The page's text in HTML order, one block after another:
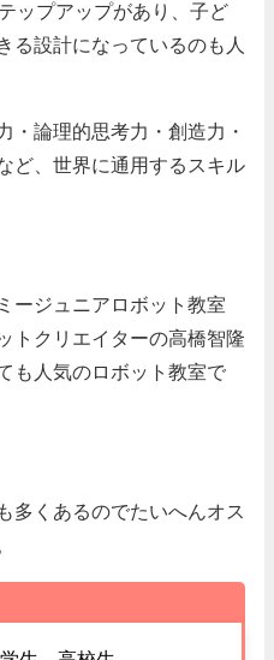
ップアップがあり、子ど
る設計になっているのも人
・論理的思考力・創造力・
ど、世界に通用するスキル
ージュニアロボット教室
トクリエイターの高橋智隆
も人気のロボット教室で
多くあるのでたいへんオス